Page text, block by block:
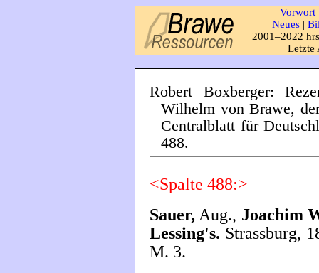
| Vorwort
| Neues |
2001–2022
Letzte
Robert Boxberger:
Wilhelm von Brawe,
Centralblatt für
488.
<Spalte 488:>
Sauer, Aug., Joachim
Lessing's. Strassburg,
M. 3.